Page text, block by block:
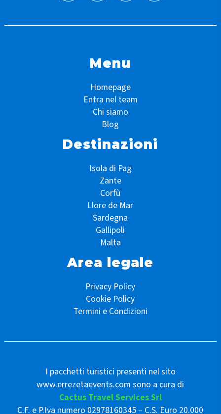
Menu
Homepage
Entra nel team
Chi siamo
Blog
Destinazioni
Isola di Pag
Zante
Corfù
Llore de Mar
Sardegna
Gallipoli
Malta
Area legale
Privacy Policy
Cookie Policy
Termini e Condizioni
I pacchetti turistici presenti nel sito
www.errezetaevents.com sono a cura di
Cactus Travel Services Srl
C.F. e P.Iva numero 02978160345 – C.S. Euro 20.000